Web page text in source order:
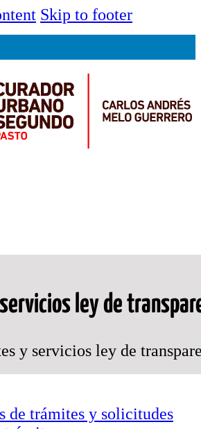
Skip to footer
ley de
y servicios ley de
de trámites y solicitudes